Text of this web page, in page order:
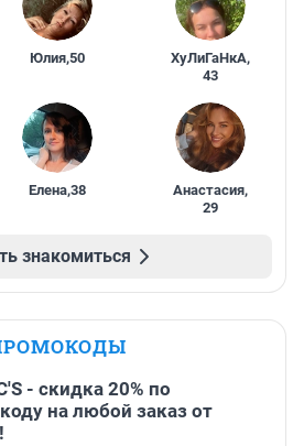
Юлия,50 ХуЛиГаНкА,
43
Елена,38 Анастасия,
29
знакомиться
- скидка 20% по
на любой заказ от